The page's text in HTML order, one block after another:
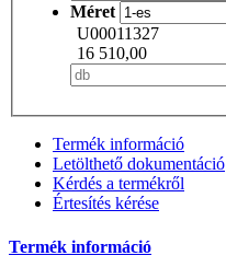
Méret
U00011327
16 510,00
Termék információ
Letölthető dokumentáció
Kérdés a termékről
Értesítés kérése
Termék információ